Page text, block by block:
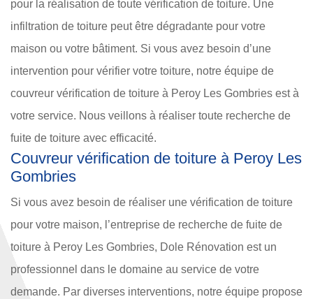
pour la réalisation de toute vérification de toiture. Une
infiltration de toiture peut être dégradante pour votre
maison ou votre bâtiment. Si vous avez besoin d’une
intervention pour vérifier votre toiture, notre équipe de
couvreur vérification de toiture à Peroy Les Gombries est à
votre service. Nous veillons à réaliser toute recherche de
fuite de toiture avec efficacité.
Couvreur vérification de toiture à Peroy Les
Gombries
Si vous avez besoin de réaliser une vérification de toiture
pour votre maison, l’entreprise de recherche de fuite de
toiture à Peroy Les Gombries, Dole Rénovation est un
professionnel dans le domaine au service de votre
demande. Par diverses interventions, notre équipe propose